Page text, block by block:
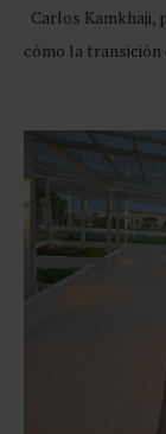
Carlos Kamkhaji,
cómo la transición